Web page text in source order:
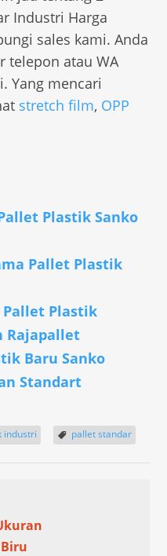
Industri Harga
sales kami. Anda
telepon atau WA
Yang mencari
stretch film, OPP
Plastik Sanko
Pallet Plastik
Pallet Plastik
Rajapallet
Baru Sanko
Standart
industri pallet standar